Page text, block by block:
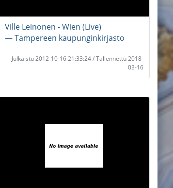
Ville Leinonen - Wien (Live)
― Tampereen kaupunginkirjasto
Julkaistu 2012-10-16 21:33:24 / Tallennettu 2018-
03-16